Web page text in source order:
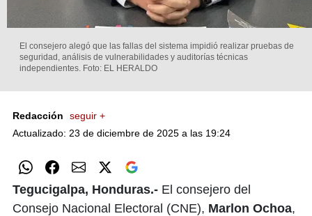
El consejero alegó que las fallas del sistema impidió realizar pruebas de
seguridad, análisis de vulnerabilidades y auditorías técnicas
independientes. Foto: EL HERALDO
Redacción
seguir +
Actualizado: 23 de diciembre de 2025 a las 19:24
Tegucigalpa, Honduras.- El consejero del
Consejo Nacional Electoral (CNE), Marlon Ochoa,